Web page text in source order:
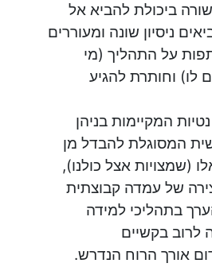
ביכולת להביא אל
ניסיון שונה ומעוררים
על התהליך (מי
לו) וחותרת להגיע
המקיימות בניהן
המסוגלת להבדל מן
(שמצויות אצל כולנו),
של עמדה קבוצתית
בתהליכי למידה
לרוב בקשיים
אורך הרוח הנדרש.